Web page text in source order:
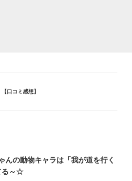
口コミ感想】
んの動物キャラは「我が道を行く
る～☆